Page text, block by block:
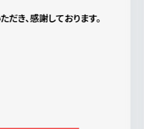
探偵社だと思います。
ん、〇〇さん、他のみなさ